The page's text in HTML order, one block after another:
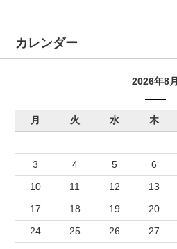
カレンダー
2026年8月
月 火 水 木
3
4 5 6
10
11 12 13
17
18 19 20
24
25 26 27